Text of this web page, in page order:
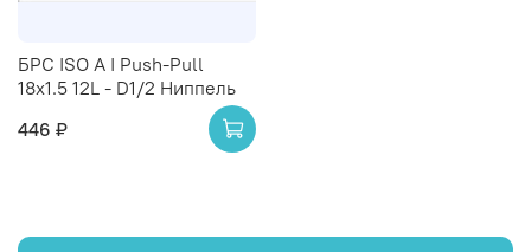
БРС ISO A I Push-Pull
18x1.5 12L - D1/2 Ниппель
446 ₽